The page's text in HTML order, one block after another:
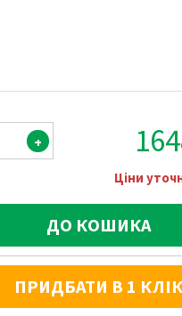
+
Ціни
ДО КОШИКА
ПРИДБАТИ В 1 КЛІК